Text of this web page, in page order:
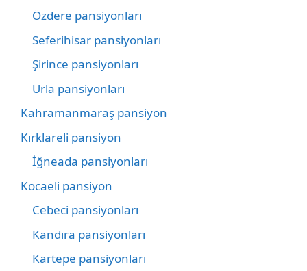
Özdere pansiyonları
Seferihisar pansiyonları
Şirince pansiyonları
Urla pansiyonları
Kahramanmaraş pansiyon
Kırklareli pansiyon
İğneada pansiyonları
Kocaeli pansiyon
Cebeci pansiyonları
Kandıra pansiyonları
Kartepe pansiyonları